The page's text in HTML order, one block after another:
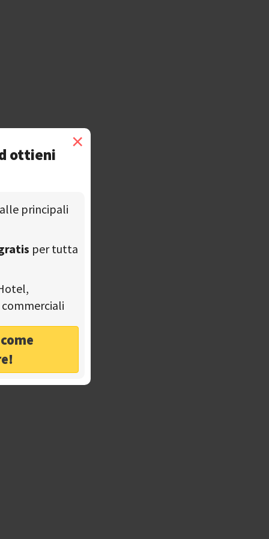
ottieni
alle principali
per tutta
×